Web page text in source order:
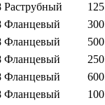
Раструбный 125
Фланцевый 300
Фланцевый 500
Фланцевый 250
Фланцевый 600
Фланцевый 100